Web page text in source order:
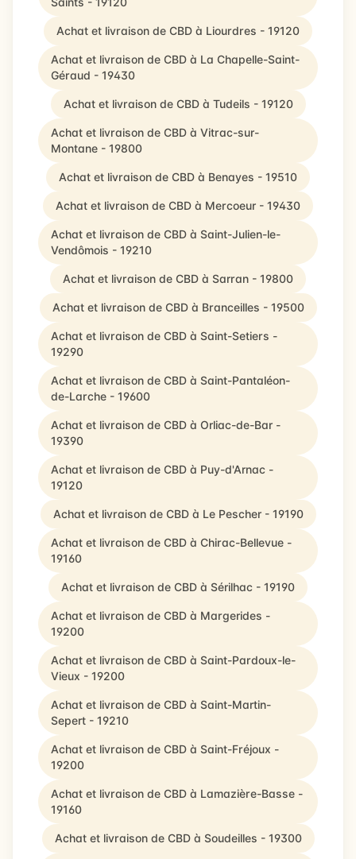
Achat et livraison de CBD à Liourdres - 19120
Achat et livraison de CBD à La Chapelle-Saint-
Géraud - 19430
Achat et livraison de CBD à Tudeils - 19120
Achat et livraison de CBD à Vitrac-sur-
Montane - 19800
Achat et livraison de CBD à Benayes - 19510
Achat et livraison de CBD à Mercoeur - 19430
Achat et livraison de CBD à Saint-Julien-le-
Vendômois - 19210
Achat et livraison de CBD à Sarran - 19800
Achat et livraison de CBD à Branceilles - 19500
Achat et livraison de CBD à Saint-Setiers -
19290
Achat et livraison de CBD à Saint-Pantaléon-
de-Larche - 19600
Achat et livraison de CBD à Orliac-de-Bar -
19390
Achat et livraison de CBD à Puy-d'Arnac -
19120
Achat et livraison de CBD à Le Pescher - 19190
Achat et livraison de CBD à Chirac-Bellevue -
19160
Achat et livraison de CBD à Sérilhac - 19190
Achat et livraison de CBD à Margerides -
19200
Achat et livraison de CBD à Saint-Pardoux-le-
Vieux - 19200
Achat et livraison de CBD à Saint-Martin-
Sepert - 19210
Achat et livraison de CBD à Saint-Fréjoux -
19200
Achat et livraison de CBD à Lamazière-Basse -
19160
Achat et livraison de CBD à Soudeilles - 19300